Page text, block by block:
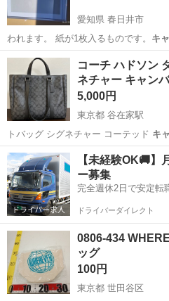
愛知県 春日井市
われます。 紙が1枚入るものです。 キ
愛知 春日井市
コーチ ハドソン
ネチャー キャン
5,000円
東京都 谷在家駅
トバッグ シグネチャー コーテッド キ
ザー 内側に…
東京 足立区 谷在家駅 バッ
【未経験OK🚚】
ー募集
完全週休2日で安定転
ドライバーダイレクト
0806-434
ッグ
100円
東京都 世田谷区